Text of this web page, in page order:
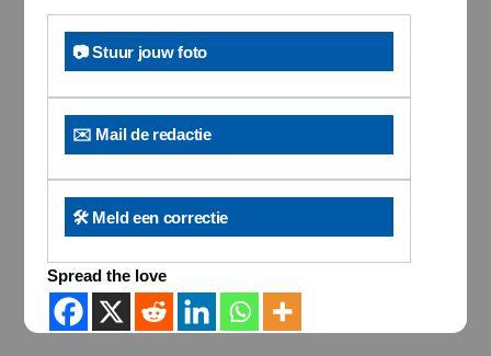
📷 Stuur jouw foto
✉️ Mail de redactie
🛠️ Meld een correctie
Spread the love